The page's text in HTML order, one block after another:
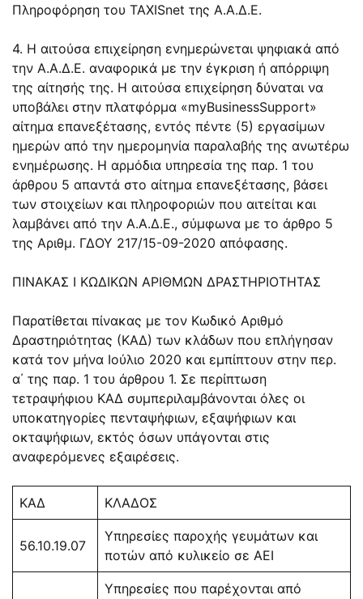
Πληροφόρηση του TAXISnet της Α.Α.Δ.Ε.
4. Η αιτούσα επιχείρηση ενημερώνεται ψηφιακά από
την Α.Α.Δ.Ε. αναφορικά με την έγκριση ή απόρριψη
της αίτησής της. Η αιτούσα επιχείρηση δύναται να
υποβάλει στην πλατφόρμα «myBusinessSupport»
αίτημα επανεξέτασης, εντός πέντε (5) εργασίμων
ημερών από την ημερομηνία παραλαβής της ανωτέρω
ενημέρωσης. Η αρμόδια υπηρεσία της παρ. 1 του
άρθρου 5 απαντά στο αίτημα επανεξέτασης, βάσει
των στοιχείων και πληροφοριών που αιτείται και
λαμβάνει από την Α.Α.Δ.Ε., σύμφωνα με το άρθρο 5
της Αριθμ. ΓΔΟΥ 217/15-09-2020 απόφασης.
ΠΙΝΑΚΑΣ Ι ΚΩΔΙΚΩΝ ΑΡΙΘΜΩΝ ΔΡΑΣΤΗΡΙΟΤΗΤΑΣ
Παρατίθεται πίνακας με τον Κωδικό Αριθμό
Δραστηριότητας (ΚΑΔ) των κλάδων που επλήγησαν
κατά τον μήνα Ιούλιο 2020 και εμπίπτουν στην περ.
α΄ της παρ. 1 του άρθρου 1. Σε περίπτωση
τετραψήφιου ΚΑΔ συμπεριλαμβάνονται όλες οι
υποκατηγορίες πενταψήφιων, εξαψήφιων και
οκταψήφιων, εκτός όσων υπάγονται στις
αναφερόμενες εξαιρέσεις.
ΚΑΔ ΚΛΑΔΟΣ
56.10.19.07
Υπηρεσίες παροχής γευμάτων και
ποτών από κυλικείο σε ΑΕΙ
Υπηρεσίες που παρέχονται από